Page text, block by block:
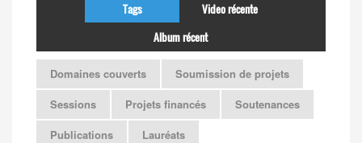
Tags
Video récente
Album récent
Domaines couverts
Soumission de projets
Sessions
Projets financés
Soutenances
Publications
Lauréats